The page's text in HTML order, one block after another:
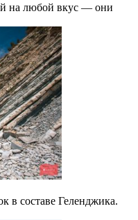
на любой вкус — они
в составе Геленджика.